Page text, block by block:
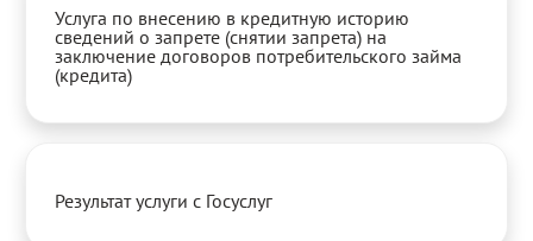
Услуга по внесению в кредитную историю
сведений о запрете (снятии запрета) на
заключение договоров потребительского займа
(кредита)
Результат услуги с Госуслуг